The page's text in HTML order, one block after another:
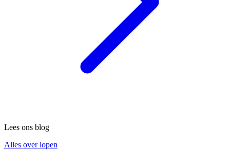
Lees ons blog
Alles over lopen